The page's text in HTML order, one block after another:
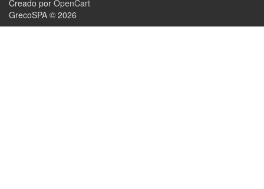
Creado por OpenCart
GrecoSPA © 2026